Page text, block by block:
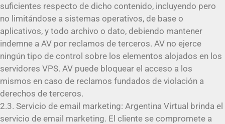
suficientes respecto de dicho contenido, incluyendo pero
no limitándose a sistemas operativos, de base o
aplicativos, y todo archivo o dato, debiendo mantener
indemne a AV por reclamos de terceros. AV no ejerce
ningún tipo de control sobre los elementos alojados en los
servidores VPS. AV puede bloquear el acceso a los
mismos en caso de reclamos fundados de violación a
derechos de terceros.
2.3. Servicio de email marketing: Argentina Virtual brinda el
servicio de email marketing. El cliente se compromete a